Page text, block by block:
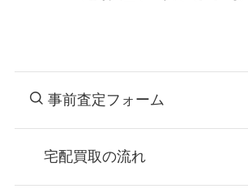
事前査定フォーム
宅配買取の流れ